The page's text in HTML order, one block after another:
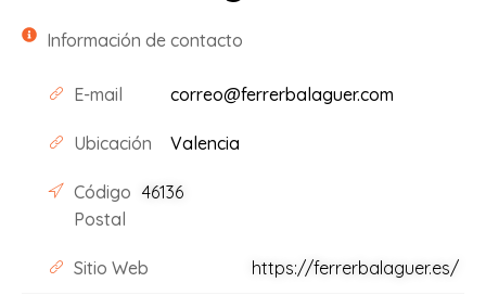
Información de contacto
E-mail correo@ferrerbalaguer.com
Ubicación Valencia
Código
Postal
46136
Sitio Web https://ferrerbalaguer.es/